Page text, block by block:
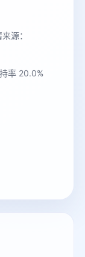
源：
率 20.0%